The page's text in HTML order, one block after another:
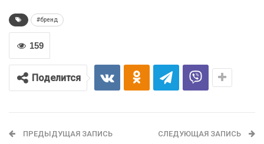
#бренд
159
Поделится
ПРЕДЫДУЩАЯ ЗАПИСЬ СЛЕДУЮЩАЯ ЗАПИСЬ